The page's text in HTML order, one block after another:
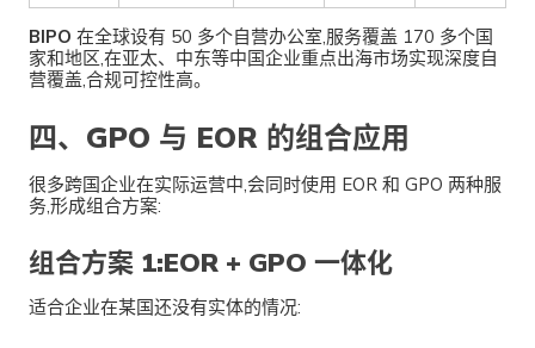
BIPO 在全球设有 50 多个自营办公室,服务覆盖 170 多个国
家和地区,在亚太、中东等中国企业重点出海市场实现深度自
营覆盖,合规可控性高。
四、GPO 与 EOR 的组合应用
很多跨国企业在实际运营中,会同时使用 EOR 和 GPO 两种服
务,形成组合方案:
组合方案 1:EOR + GPO 一体化
适合企业在某国还没有实体的情况: